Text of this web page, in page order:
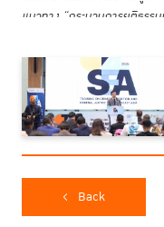
แนวทาง “กระบวนการยุติธร
ทุกคน ปราศจากการเลือกปฏิบั
ระบบยุติธรรมที่เป็นธรรม คร
ฝ่ายที่เกี่ยวข้อง
พร้อมกล่าวทิ้งท้ายว่า การอบร
เพียงแต่ช่วยเสริมสร้างความรู้
เป็นการวางรากฐานของความ
เข้าร่วมในอนาคตด้วย
Back